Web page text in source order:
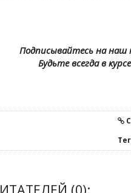
Подписывайтесь на наш
Будьте всегда в